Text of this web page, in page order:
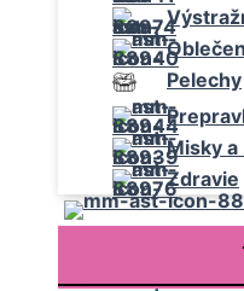
Pelechy
Misky a
Zdravie